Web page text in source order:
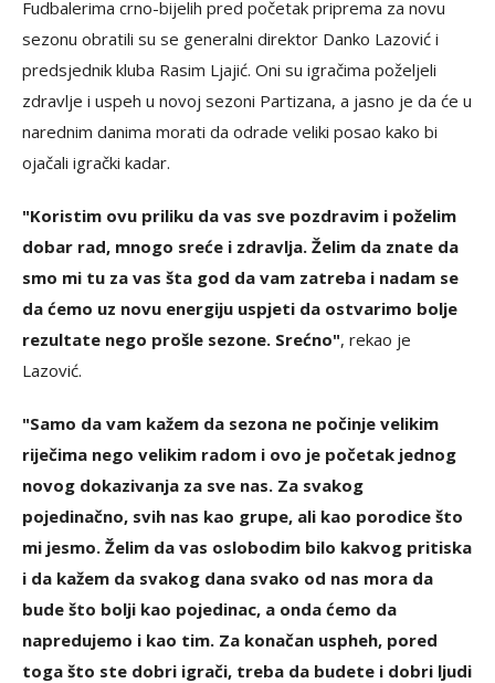
Fudbalerima crno-bijelih pred početak priprema za novu
sezonu obratili su se generalni direktor Danko Lazović i
predsjednik kluba Rasim Ljajić. Oni su igračima poželjeli
zdravlje i uspeh u novoj sezoni Partizana, a jasno je da će u
narednim danima morati da odrade veliki posao kako bi
ojačali igrački kadar.
"Koristim ovu priliku da vas sve pozdravim i poželim
dobar rad, mnogo sreće i zdravlja. Želim da znate da
smo mi tu za vas šta god da vam zatreba i nadam se
da ćemo uz novu energiju uspjeti da ostvarimo bolje
rezultate nego prošle sezone. Srećno", rekao je
Lazović.
"Samo da vam kažem da sezona ne počinje velikim
riječima nego velikim radom i ovo je početak jednog
novog dokazivanja za sve nas. Za svakog
pojedinačno, svih nas kao grupe, ali kao porodice što
mi jesmo. Želim da vas oslobodim bilo kakvog pritiska
i da kažem da svakog dana svako od nas mora da
bude što bolji kao pojedinac, a onda ćemo da
napredujemo i kao tim. Za konačan uspheh, pored
toga što ste dobri igrači, treba da budete i dobri ljudi